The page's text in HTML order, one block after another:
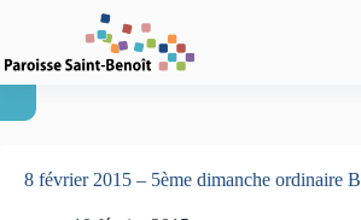
8 février 2015 – 5ème dimanche ordinaire B